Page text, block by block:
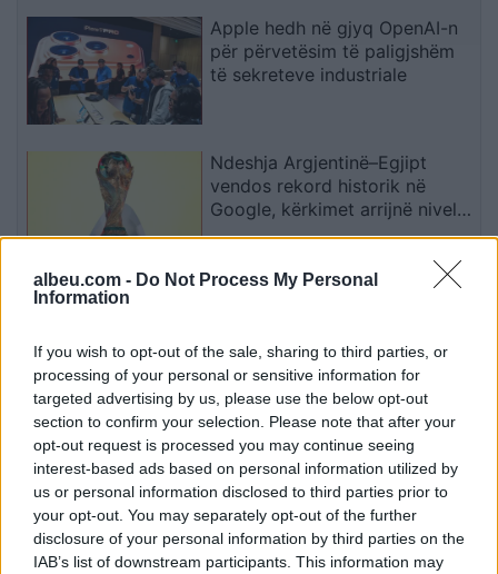
albeu.com - Do Not Process My Personal
Information
If you wish to opt-out of the sale, sharing to third parties, or
processing of your personal or sensitive information for
targeted advertising by us, please use the below opt-out
section to confirm your selection. Please note that after your
opt-out request is processed you may continue seeing
interest-based ads based on personal information utilized by
us or personal information disclosed to third parties prior to
your opt-out. You may separately opt-out of the further
disclosure of your personal information by third parties on the
IAB’s list of downstream participants. This information may
Apple hedh në gjyq OpenAI-n
për përvetësim të paligjshëm
të sekreteve industriale
Ndeshja Argjentinë–Egjipt
vendos rekord historik në
Google, kërkimet arrijnë nivele
të papara
Kina zbulon robotë humanoidë
shoqëri afatgjatë